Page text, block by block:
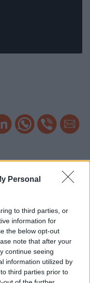
Personal
to third parties, or
information for
the below opt-out
note that after your
continue seeing
information utilized by
third parties prior to
των